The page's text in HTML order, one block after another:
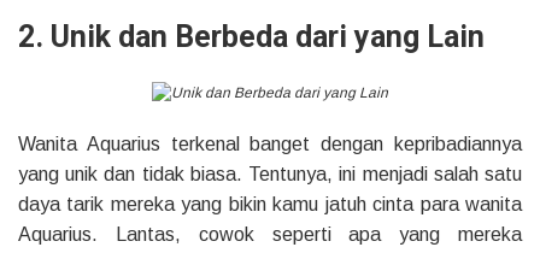
2. Unik dan Berbeda dari yang Lain
Wanita Aquarius terkenal banget dengan kepribadiannya
yang unik dan tidak biasa. Tentunya, ini menjadi salah satu
daya tarik mereka yang bikin kamu jatuh cinta para wanita
Aquarius. Lantas, cowok seperti apa yang mereka